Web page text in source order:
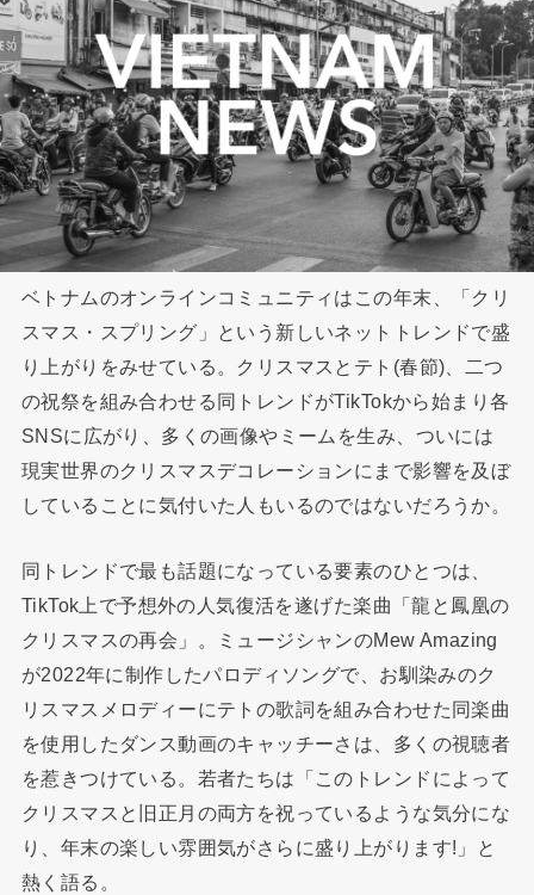
ベトナムのオンラインコミュニティはこの年末、「クリ
スマス・スプリング」という新しいネットトレンドで盛
り上がりをみせている。クリスマスとテト(春節)、二つ
の祝祭を組み合わせる同トレンドがTikTokから始まり各
SNSに広がり、多くの画像やミームを生み、ついには
現実世界のクリスマスデコレーションにまで影響を及ぼ
していることに気付いた人もいるのではないだろうか。
同トレンドで最も話題になっている要素のひとつは、
TikTok上で予想外の人気復活を遂げた楽曲「龍と鳳凰の
クリスマスの再会」。ミュージシャンのMew Amazing
が2022年に制作したパロディソングで、お馴染みのク
リスマスメロディーにテトの歌詞を組み合わせた同楽曲
を使用したダンス動画のキャッチーさは、多くの視聴者
を惹きつけている。若者たちは「このトレンドによって
クリスマスと旧正月の両方を祝っているような気分にな
り、年末の楽しい雰囲気がさらに盛り上がります!」と
熱く語る。